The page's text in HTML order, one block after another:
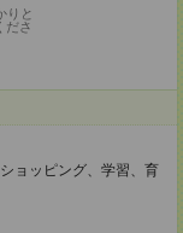
りと
ださ
ョッピング、学習、育